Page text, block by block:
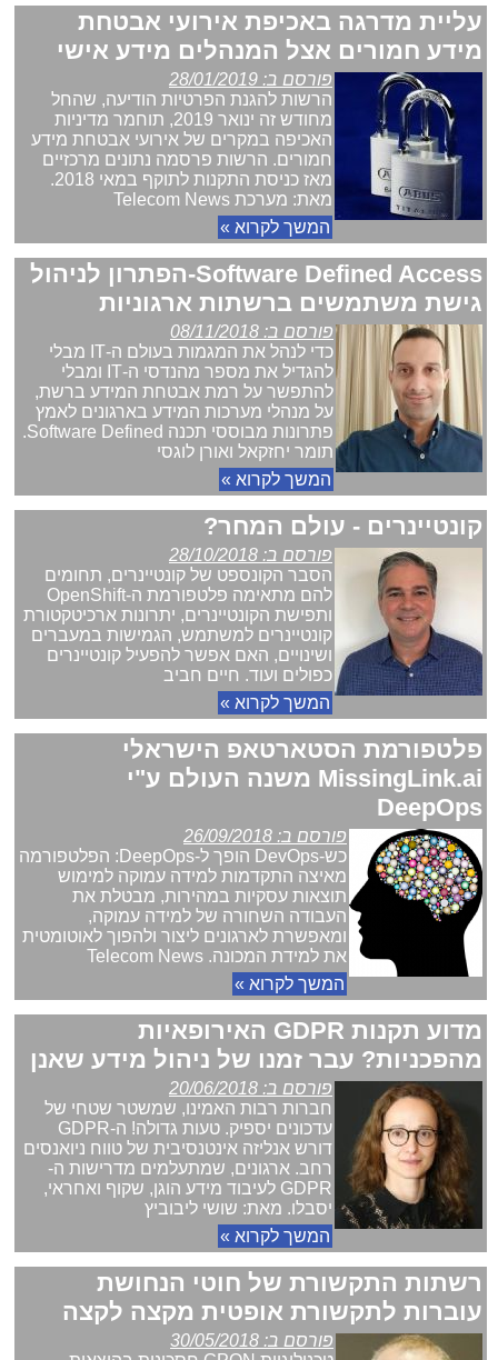
עליית מדרגה באכיפת אירועי אבטחת
מידע חמורים אצל המנהלים מידע אישי
פורסם ב: 28/01/2019
הרשות להגנת הפרטיות הודיעה, שהחל
מחודש זה ינואר 2019, תוחמר מדיניות
האכיפה במקרים של אירועי אבטחת מידע
חמורים. הרשות פרסמה נתונים מרכזיים
מאז כניסת התקנות לתוקף במאי 2018.
מאת: מערכת Telecom News
המשך לקרוא »
Software Defined Access-הפתרון לניהול
גישת משתמשים ברשתות ארגוניות
פורסם ב: 08/11/2018
כדי לנהל את המגמות בעולם ה-IT מבלי
להגדיל את מספר מהנדסי ה-IT ומבלי
להתפשר על רמת אבטחת המידע ברשת,
על מנהלי מערכות המידע בארגונים לאמץ
פתרונות מבוססי תכנה Software Defined.
תומר יחזקאל ואורן לוגסי
המשך לקרוא »
קונטיינרים - עולם המחר?
פורסם ב: 28/10/2018
הסבר הקונספט של קונטיינרים, תחומים
להם מתאימה פלטפורמת ה-OpenShift
ותפישת הקונטיינרים, יתרונות ארכיטקטורת
קונטיינרים למשתמש, הגמישות במעברים
ושינויים, האם אפשר להפעיל קונטיינרים
כפולים ועוד. חיים חביב
המשך לקרוא »
פלטפורמת הסטארטאפ הישראלי
MissingLink.ai משנה העולם ע"י
DeepOps
פורסם ב: 26/09/2018
כש-DevOps הופך ל-DeepOps: הפלטפורמה
מאיצה התקדמות למידה עמוקה למימוש
תוצאות עסקיות במהירות, מבטלת את
העבודה השחורה של למידה עמוקה,
ומאפשרת לארגונים ליצור ולהפוך לאוטומטית
את למידת המכונה. Telecom News
המשך לקרוא »
מדוע תקנות GDPR האירופאיות
מהפכניות? עבר זמנו של ניהול מידע שאנן
פורסם ב: 20/06/2018
חברות רבות האמינו, שמשטר שטחי של
עדכונים יספיק. טעות גדולה! ה-GDPR
דורש אנליזה אינטנסיבית של טווח ניואנסים
רחב. ארגונים, שמתעלמים מדרישות ה-
GDPR לעיבוד מידע הוגן, שקוף ואחראי,
יסבלו. מאת: שושי ליבוביץ
המשך לקרוא »
רשתות התקשורת של חוטי הנחושת
עוברות לתקשורת אופטית מקצה לקצה
פורסם ב: 30/05/2018